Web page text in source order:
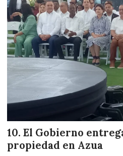
El Gobierno
propiedad en Azua